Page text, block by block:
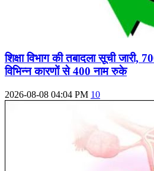
शिक्षा विभाग की तबादला सूची जारी,
विभिन्न कारणों से 400 नाम रुके
2026-08-08 04:04 PM 10